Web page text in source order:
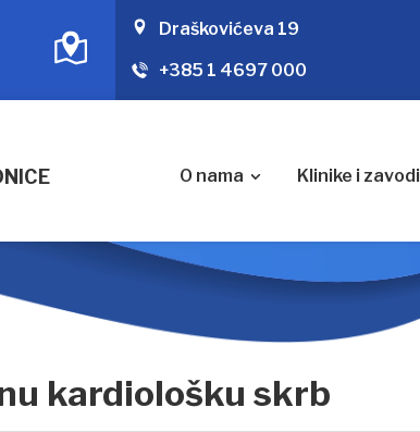
Draškovićeva 19
+385 1 4697 000
O nama Klinike i zavodi
kardiološku skrb